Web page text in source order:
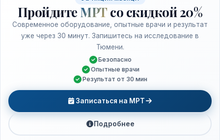
Пройдите МРТ со скидкой 20%
Современное оборудование, опытные врачи и результат
уже через 30 минут. Запишитесь на исследование в
Тюмени.
Безопасно
Опытные врачи
Результат от 30 мин
Записаться на МРТ
Подробнее